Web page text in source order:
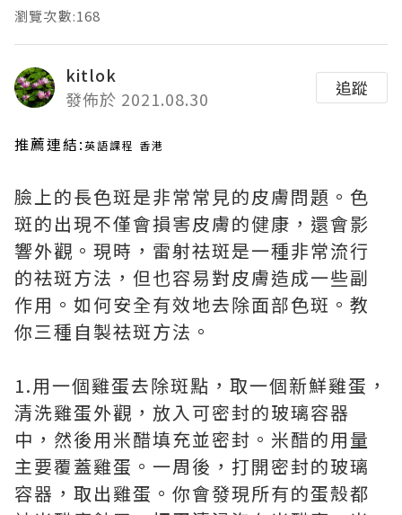
瀏覽次數:168
kitlok
發佈於 2021.08.30
追蹤
推薦連結:英語課程 香港
臉上的長色斑是非常常見的皮膚問題。色
斑的出現不僅會損害皮膚的健康，還會影
響外觀。現時，雷射祛斑是一種非常流行
的祛斑方法，但也容易對皮膚造成一些副
作用。如何安全有效地去除面部色斑。教
你三種自製祛斑方法。
1.用一個雞蛋去除斑點，取一個新鮮雞蛋，
清洗雞蛋外觀，放入可密封的玻璃容器
中，然後用米醋填充並密封。米醋的用量
主要覆蓋雞蛋。一周後，打開密封的玻璃
容器，取出雞蛋。你會發現所有的蛋殼都